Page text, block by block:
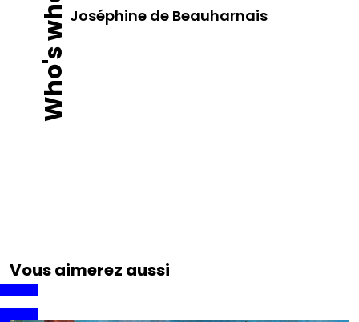
Who's who ?Joséphine de Beauharnais
Vous aimerez aussi